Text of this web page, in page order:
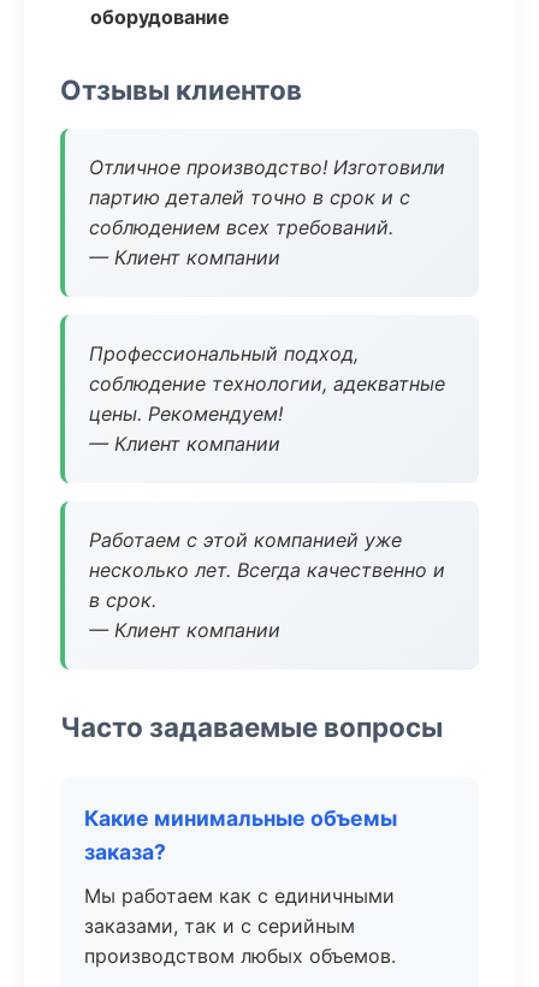
оборудование
Отзывы клиентов
Отличное производство! Изготовили
партию деталей точно в срок и с
соблюдением всех требований.
— Клиент компании
Профессиональный подход,
соблюдение технологии, адекватные
цены. Рекомендуем!
— Клиент компании
Работаем с этой компанией уже
несколько лет. Всегда качественно и
в срок.
— Клиент компании
Часто задаваемые вопросы
Какие минимальные объемы
заказа?
Мы работаем как с единичными
заказами, так и с серийным
производством любых объемов.